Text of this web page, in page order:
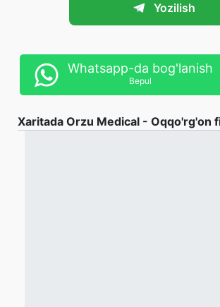
Yozilish
Whatsapp-da bog'lanish
Bepul
Xaritada Orzu Medical - Oqqo'rg'on